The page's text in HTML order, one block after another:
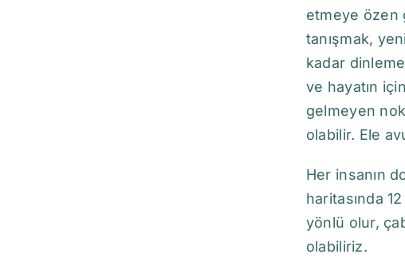
etmeye özen
tanışmak,
kadar
ve hayatın
gelmeyen
olabilir. Ele
Her insanın
haritasında
yönlü olur,
olabiliriz.